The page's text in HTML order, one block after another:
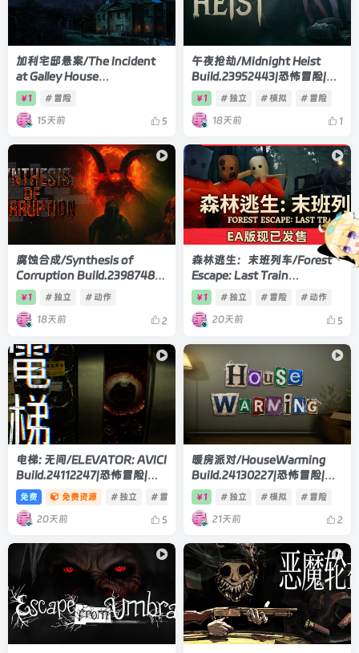
加利宅邸悬案/The Incident
at Galley House
Build.24210977|恐怖冒险|容
量1.9GB|官方中文版
￥1 # 冒险
15天前 5
午夜抢劫/Midnight Heist
Build.23952443|恐怖冒险|容
量5.5GB|官方中文版
￥1 # 独立 # 模拟 # 冒险
18天前 1
腐蚀合成/Synthesis of
Corruption Build.23987481|
恐怖冒险|容量1.8GB|官方中文
版
￥1 # 独立 # 动作
18天前 2
森林逃生：末班列车/Forest
Escape: Last Train
Build.24171811|恐怖冒险|容量
7.1GB|官方中文版
￥1 # 独立 # 冒险 # 动作
20天前 5
电梯: 无间/ELEVATOR: AVICI
Build.24112247|恐怖冒险|容
量211MB|官方中文版
免费 免费资源 # 独立 # 冒险
20天前 5
暖房派对/HouseWarming
Build.24130227|恐怖冒险|容
量6GB|官方中文版
￥1 # 独立 # 模拟 # 冒险
21天前 2